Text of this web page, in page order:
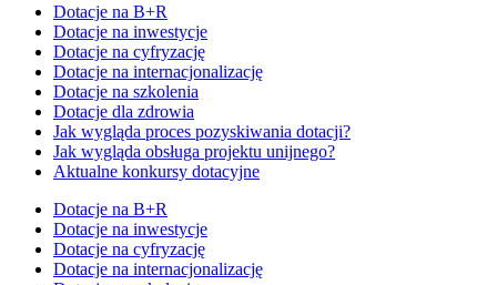
Dotacje na B+R
Dotacje na inwestycje
Dotacje na cyfryzację
Dotacje na internacjonalizację
Dotacje na szkolenia
Dotacje dla zdrowia
Jak wygląda proces pozyskiwania dotacji?
Jak wygląda obsługa projektu unijnego?
Aktualne konkursy dotacyjne
Dotacje na B+R
Dotacje na inwestycje
Dotacje na cyfryzację
Dotacje na internacjonalizację